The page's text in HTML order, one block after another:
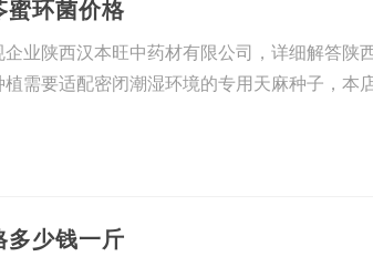
蜜环菌价格
业陕西汉本旺中药材有限公司，详细解答陕
需要适配密闭潮湿环境的专用天麻种子，本
多少钱一斤